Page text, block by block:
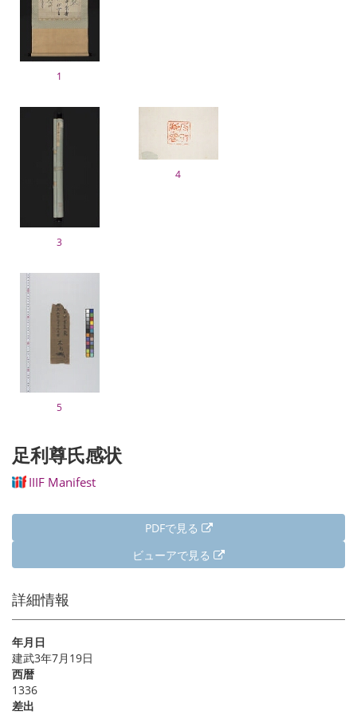
1
3
4
5
足利尊氏感状
IIIF Manifest
PDFで見る
ビューアで見る
詳細情報
年月日
建武3年7月19日
西暦
1336
差出